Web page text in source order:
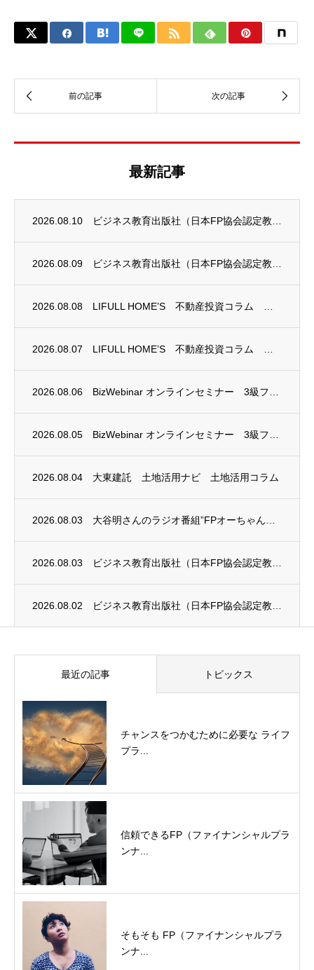
最新記事
2026.08.10
2026.08.09
2026.08.08
2026.08.07
2026.08.06
2026.08.05
2026.08.04 大東建託 土地活用ナビ 土地活用コラム
2026.08.03
2026.08.03
2026.08.02
最近の記事 トピックス
チャンスをつかむために必要な ライフ
プラ...
信頼できるFP（ファイナンシャルプラ
ンナ...
そもそも FP（ファイナンシャルプラ
ンナ...